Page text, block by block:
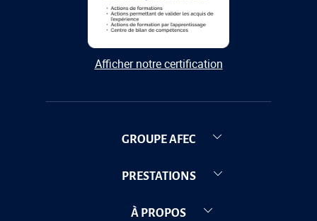
Afficher notre certification
GROUPE AFEC
PRESTATIONS
À PROPOS